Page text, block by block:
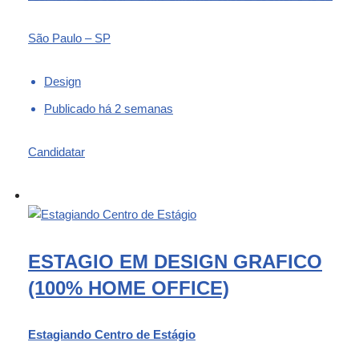
São Paulo – SP
Design
Publicado há 2 semanas
Candidatar
ESTAGIO EM DESIGN GRAFICO
(100% HOME OFFICE)
Estagiando Centro de Estágio